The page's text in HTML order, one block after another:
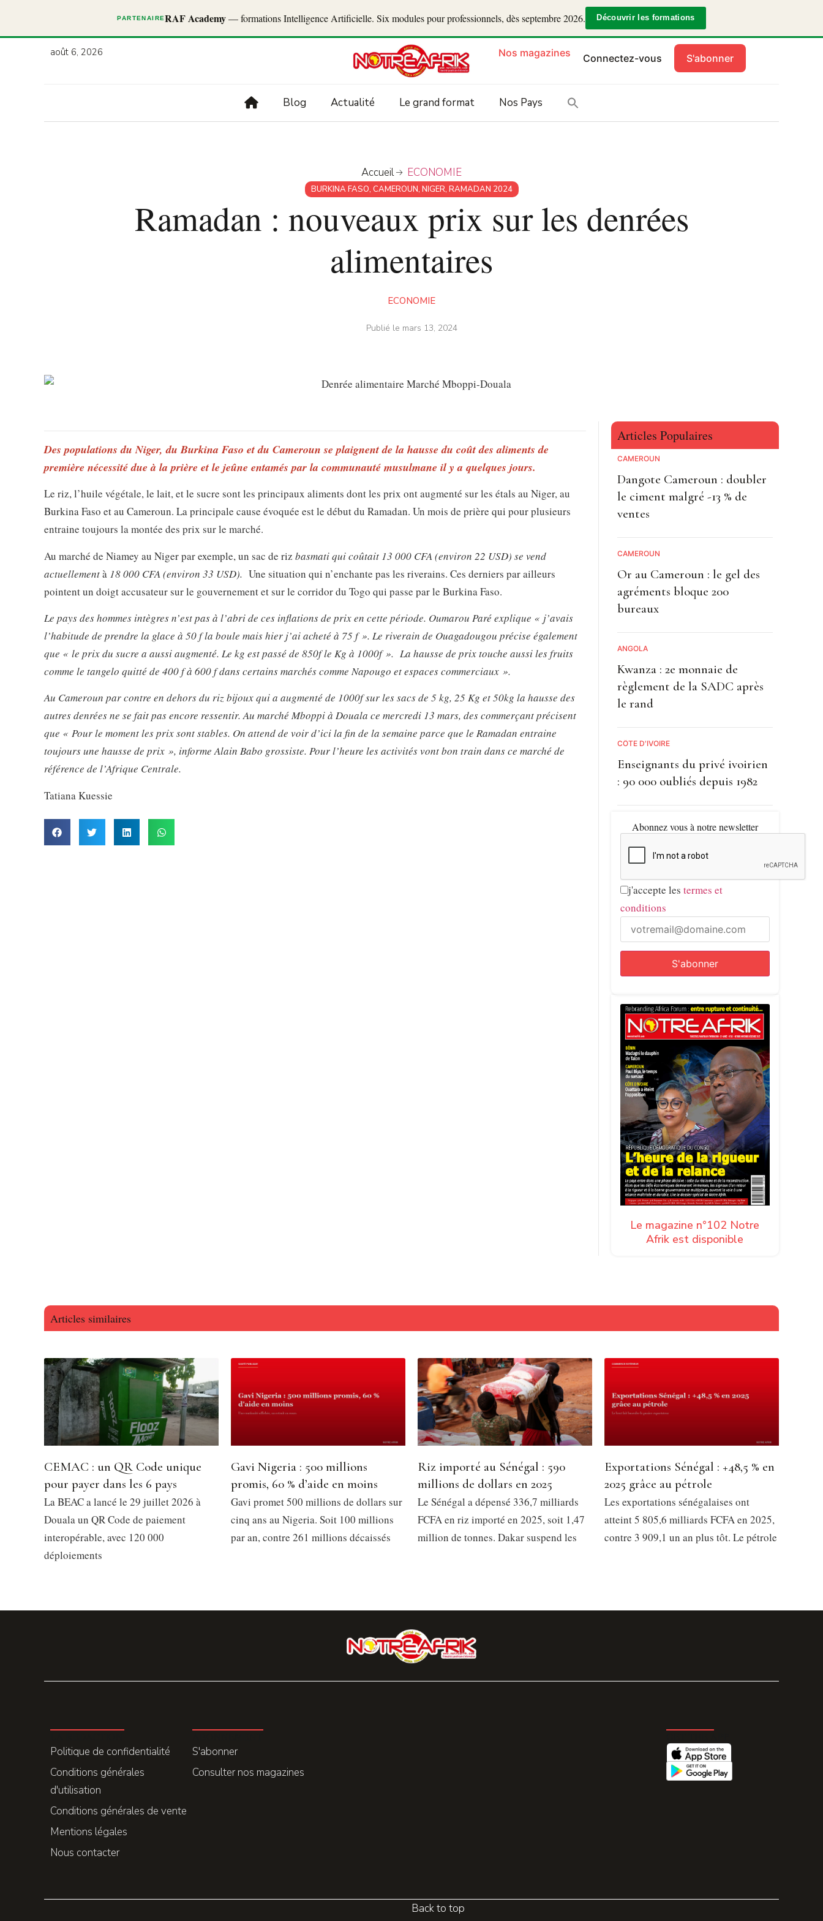
PARTENAIRERAF Academy— formations Intelligence Artificielle. Six modules pour professionnels, dès septembre 2026. Découvrir les formations
août 6, 2026 Nos magazines Connectez-vous S'abonner
Blog Actualité Le grand format Nos Pays
Accueil ECONOMIE
BURKINA FASO, CAMEROUN, NIGER, RAMADAN 2024
Ramadan : nouveaux prix sur les denrées
alimentaires
ECONOMIE
Publié le mars 13, 2024
Des populations du Niger, du Burkina Faso et du Cameroun se plaignent de la hausse du coût des aliments de
première nécessité due à la prière et le jeûne entamés par la communauté musulmane il y a quelques jours.
Le riz, l’huile végétale, le lait, et le sucre sont les principaux aliments dont les prix ont augmenté sur les étals au Niger, au
Burkina Faso et au Cameroun. La principale cause évoquée est le début du Ramadan. Un mois de prière qui pour plusieurs
entraine toujours la montée des prix sur le marché.
Au marché de Niamey au Niger par exemple, un sac de riz basmati qui coûtait 13 000 CFA (environ 22 USD) se vend
actuellementà 18 000 CFA (environ 33 USD). Une situation qui n’enchante pas les riverains. Ces derniers par ailleurs
pointent un doigt accusateur sur le gouvernement et sur le corridor du Togo qui passe par le Burkina Faso.
Le pays des hommes intègres n’est pas à l’abri de ces inflations de prix en cette période. Oumarou Paré explique « j’avais
l’habitude de prendre la glace à 50 f la boule mais hier j’ai acheté à 75 f ». Le riverain de Ouagadougou précise également
que « le prix du sucre a aussi augmenté. Le kg est passé de 850f le Kg à 1000f ». La hausse de prix touche aussi les fruits
comme le tangelo quitté de 400 f à 600 f dans certains marchés comme Napougo et espaces commerciaux ».
Au Cameroun par contre en dehors du riz bijoux qui a augmenté de 1000f sur les sacs de 5 kg, 25 Kg et 50kg la hausse des
autres denrées ne se fait pas encore ressentir. Au marché Mboppi à Douala ce mercredi 13 mars, des commerçant précisent
que « Pour le moment les prix sont stables. On attend de voir d’ici la fin de la semaine parce que le Ramadan entraine
toujours une hausse de prix », informe Alain Babo grossiste. Pour l’heure les activités vont bon train dans ce marché de
référence de l’Afrique Centrale.
Tatiana Kuessie
Articles Populaires
CAMEROUN
Dangote Cameroun : doubler
le ciment malgré -13 % de
ventes
CAMEROUN
Or au Cameroun : le gel des
agréments bloque 200
bureaux
ANGOLA
Kwanza : 2e monnaie de
règlement de la SADC après
le rand
CÔTE D'IVOIRE
Enseignants du privé ivoirien
: 90 000 oubliés depuis 1982
Abonnez vous à notre newsletter
j'accepte les termes et
conditions
Le magazine n°102 Notre
Afrik est disponible
Articles similaires
CEMAC : un QR Code unique
pour payer dans les 6 pays
La BEAC a lancé le 29 juillet 2026 à
Douala un QR Code de paiement
interopérable, avec 120 000
déploiements
Gavi Nigeria : 500 millions
promis, 60 % d’aide en moins
Gavi promet 500 millions de dollars sur
cinq ans au Nigeria. Soit 100 millions
par an, contre 261 millions décaissés
Riz importé au Sénégal : 590
millions de dollars en 2025
Le Sénégal a dépensé 336,7 milliards
FCFA en riz importé en 2025, soit 1,47
million de tonnes. Dakar suspend les
Exportations Sénégal : +48,5 % en
2025 grâce au pétrole
Les exportations sénégalaises ont
atteint 5 805,6 milliards FCFA en 2025,
contre 3 909,1 un an plus tôt. Le pétrole
Politique de confidentialité
Conditions générales
d'utilisation
Conditions générales de vente
Mentions légales
Nous contacter
S'abonner
Consulter nos magazines
Back to top